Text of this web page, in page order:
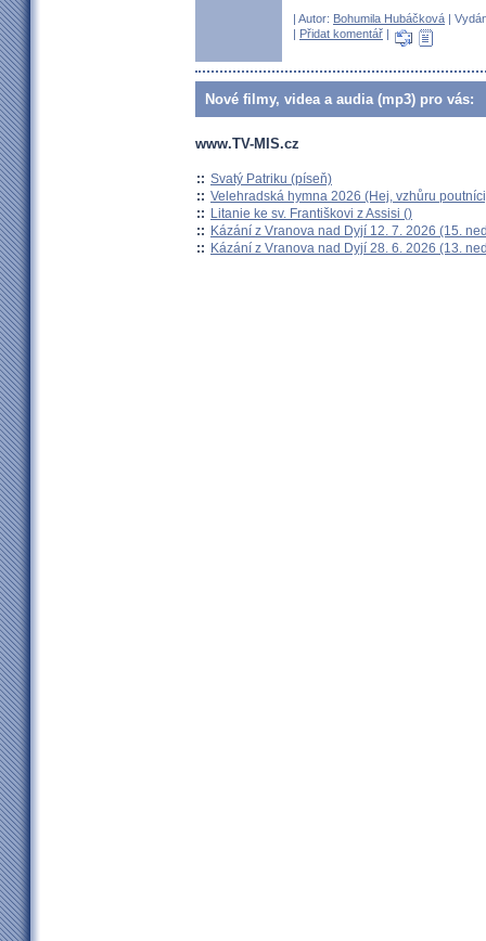
| Autor: Bohumila Hubáčková |
| Přidat komentář |
Nové filmy, videa a audia (mp3) pro vás:
www.TV-MIS.cz
:: Svatý Patriku (píseň)
:: Velehradská hymna 2026 (Hej, vzhůru
:: Litanie ke sv. Františkovi z Assisi ()
:: Kázání z Vranova nad Dyjí 12. 7. 2026 (15.
:: Kázání z Vranova nad Dyjí 28. 6. 2026 (13.